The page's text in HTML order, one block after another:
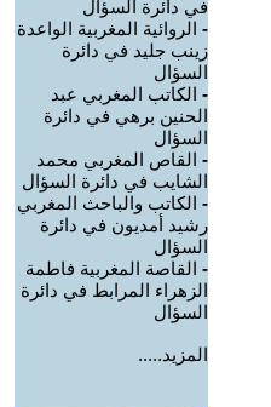
في دائرة السؤال
- الروائية المغربية الواعدة
زينب جليد في دائرة
السؤال
- الكاتب المغربي عبد
الحنين برهي في دائرة
السؤال
- القاص المغربي محمد
الشايب في دائرة السؤال
- الكاتب والباحث المغربي
رشيد أمديون في دائرة
السؤال
- القاصة المغربية فاطمة
الزهراء المرابط في دائرة
السؤال
المزيد.....